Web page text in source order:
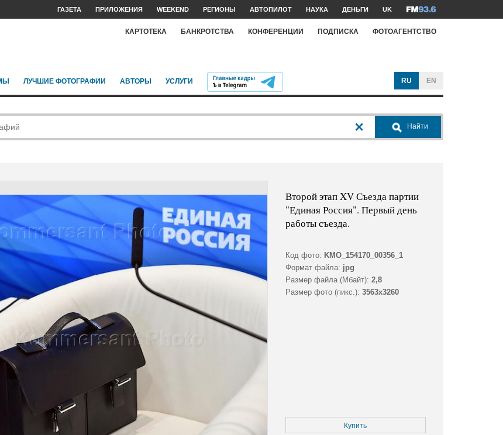
ГАЗЕТА ПРИЛОЖЕНИЯ WEEKEND РЕГИОНЫ АВТОПИЛОТ НАУКА ДЕНЬГИ UK
КАРТОТЕКА БАНКРОТСТВА КОНФЕРЕНЦИИ ПОДПИСКА ФОТОАГЕНТСТВО
ЛУЧШИЕ ФОТОГРАФИИ АВТОРЫ УСЛУГИ RU EN
Найти
Второй этап XV Съезда партии
"Единая Россия". Первый день
работы съезда.
Код фото: KMO_154170_00356_1
Формат файла: jpg
Размер файла (Мбайт): 2,8
Размер фото (пикс.): 3563x3260
Купить